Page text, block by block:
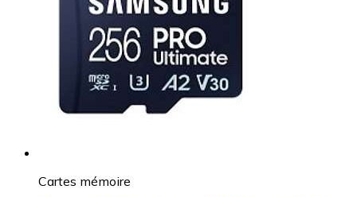
Cartes mémoire